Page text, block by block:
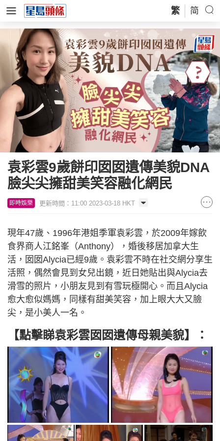
繁 简
袁彩雲9歲餅印囡囡遺傳美貌DNA
臉尖尖擁甜美笑容融化網民
即時娛樂 更新時間：11:00 2023-03-18 HKT
現年47歲、1996年港姐季軍袁彩雲，於2009年嫁飲
食界商人江銘峯（Anthony），婚後移居加拿大生
活，囡囡Alycia已經9歲。袁彩雲不時在社交網分享生
活照，偶然會見到女兒出鏡，近日她貼出與Alycia去
滑雪的照片，小朋友見到有雪玩極開心。而且Alycia
愈大愈似媽媽，同樣有甜美笑容，加上眼大大又臉
尖，是小美人一名。
【點擊睇袁彩雲囡囡遺傳母親美貌】 ：